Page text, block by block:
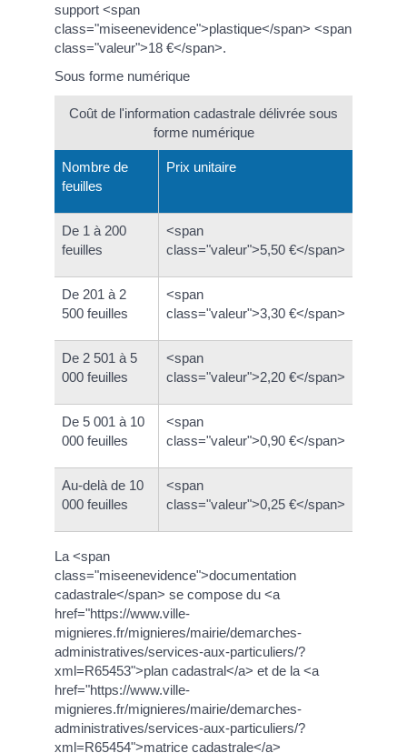
support <span
class="miseenevidence">plastique</span> <span
class="valeur">18 €</span>.
Sous forme numérique
Coût de l'information cadastrale délivrée sous
forme numérique
Nombre de
feuilles
Prix unitaire
De 1 à 200
feuilles
<span
class="valeur">5,50 €</span>
De 201 à 2
500 feuilles
<span
class="valeur">3,30 €</span>
De 2 501 à 5
000 feuilles
<span
class="valeur">2,20 €</span>
De 5 001 à 10
000 feuilles
<span
class="valeur">0,90 €</span>
Au-delà de 10
000 feuilles
<span
class="valeur">0,25 €</span>
La <span
class="miseenevidence">documentation
cadastrale</span> se compose du <a
href="https://www.ville-
mignieres.fr/mignieres/mairie/demarches-
administratives/services-aux-particuliers/?
xml=R65453">plan cadastral</a> et de la <a
href="https://www.ville-
mignieres.fr/mignieres/mairie/demarches-
administratives/services-aux-particuliers/?
xml=R65454">matrice cadastrale</a>